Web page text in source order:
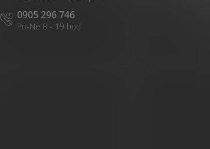
0905 296 746